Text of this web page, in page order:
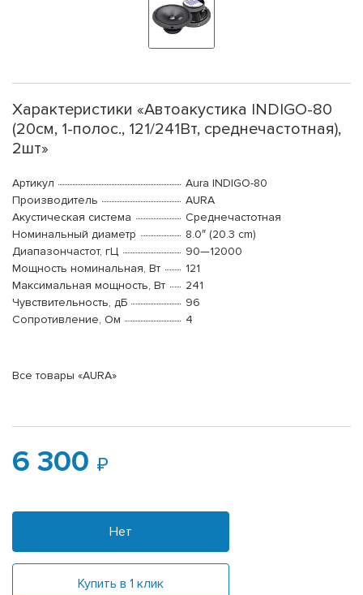
Характеристики «Автоакустика INDIGO-80
(20см, 1-полос., 121/241Вт, среднечастотная),
2шт»
Артикул
Aura INDIGO-80
Производитель
AURA
Акустическая система
Среднечастотная
Номинальный диаметр
8.0″ (20.3 cm)
Диапазончастот, гЦ
90—12000
Мощность номинальная, Вт
121
Максимальная мощность, Вт
241
Чувствительность, дБ
96
Сопротивление, Ом
4
Все товары «AURA»
6 300
Нет
Купить в 1 клик